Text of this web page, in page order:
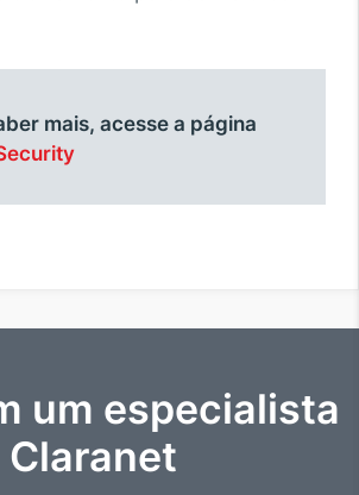
mais, acesse a página
um especialista
Claranet